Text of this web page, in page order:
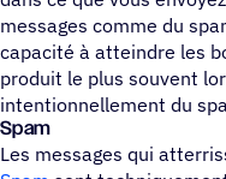
messages comme du
capacité à atteindre les
produit le plus souvent
intentionnellement du
Spam
Les messages qui